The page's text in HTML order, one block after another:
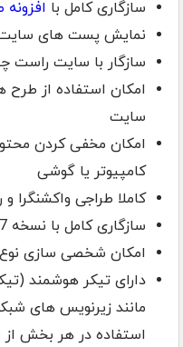
سازگاری کامل با
نمایش پست های
سازگار با سایت راست
امکان استفاده از طرح
سایت
امکان مخفی کردن
کامپیوتر یا گوشی
کاملا طراجی واکشنگرا
سازگاری کامل با نسخه 7 Php
امکان شخصی سازی
دارای تیکر هوشمند
مانند زیرنویس های
استفاده در هر بخش از